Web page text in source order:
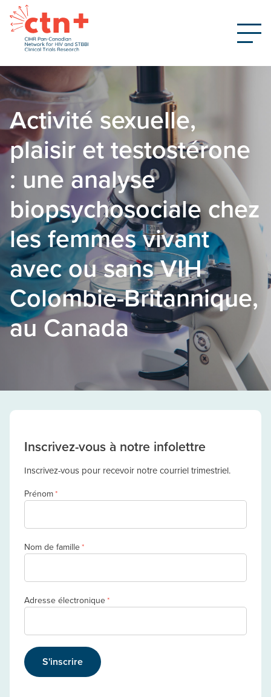
Activité sexuelle,
plaisir et testostérone
: une analyse
biopsychosociale chez
les femmes vivant
avec ou sans VIH
Colombie-Britannique,
au Canada
Inscrivez-vous à notre infolettre
Inscrivez-vous pour recevoir notre courriel trimestriel.
Prénom*
Nom de famille*
Adresse électronique*
S'inscrire